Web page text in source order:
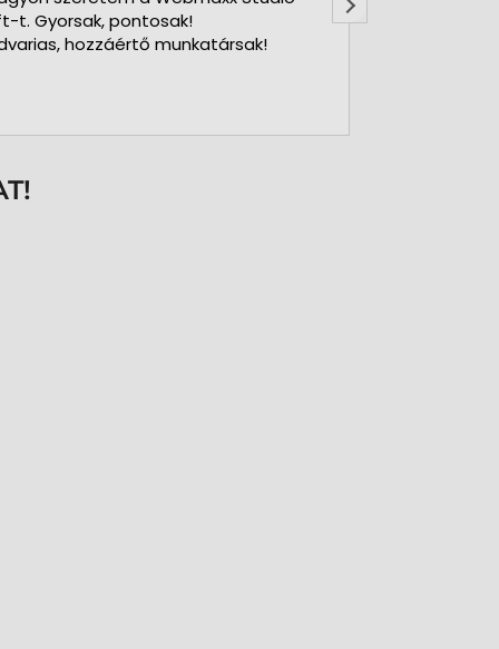
t. Gyorsak, pontosak!
hozzáértő munkatársak!